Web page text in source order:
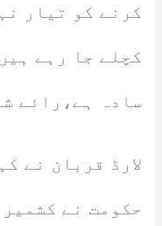
کرنے کو تیار
کچلے جا رہے
سادہ ہے،رائے
لارڈ قربان نے
حکومت نے